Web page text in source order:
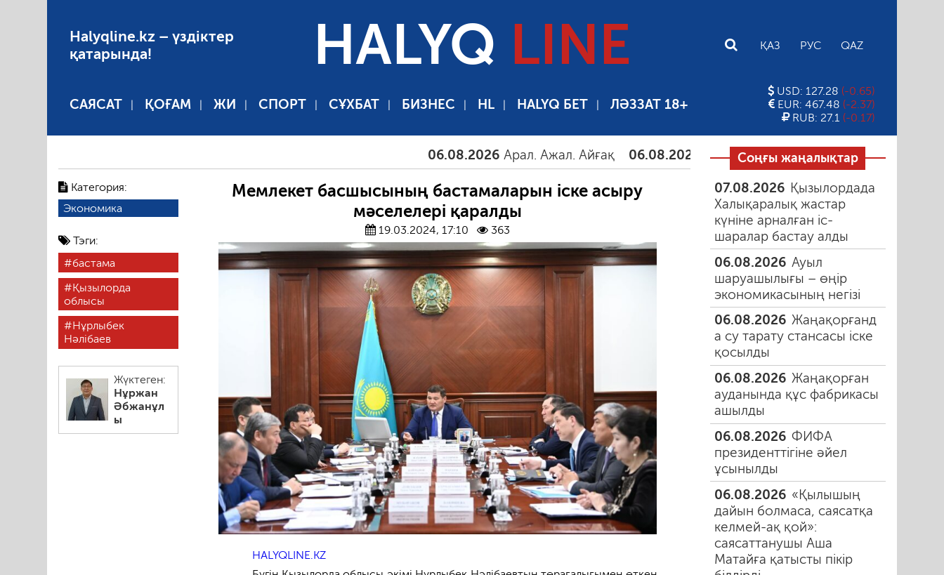
Halyqline.kz – үздіктер
қатарында!
HALYQ LINE ҚАЗ РУС QAZ
САЯСАТ ҚОҒАМ ЖИ СПОРТ СҰХБАТ БИЗНЕС HL HALYQ БЕТ ЛӘЗЗАТ 18+
USD: 127.28 (-0.65)
EUR: 467.48 (-2.37)
RUB: 27.1 (-0.17)
06.08.2026 Арал. Ажал. Айғақ 06.08.2026 Тамыздағы таңғы түтін 06.08.2026
Категория:
Экономика
Тэги:
бастама
Қызылорда
облысы
Нұрлыбек
Нәлібаев
Жүктеген:
Нұржан
Әбжанұл
ы
Мемлекет басшысының бастамаларын іске асыру
мәселелері қаралды
19.03.2024, 17:10 363
HALYQLINE.KZ
Соңғы жаңалықтар
07.08.2026 Қызылордада
Халықаралық жастар
күніне арналған іс-
шаралар бастау алды
06.08.2026 Ауыл
шаруашылығы – өңір
экономикасының негізі
06.08.2026 Жаңақорғанд
а су тарату стансасы іске
қосылды
06.08.2026 Жаңақорған
ауданында құс фабрикасы
ашылды
06.08.2026 ФИФА
президенттігіне әйел
ұсынылды
06.08.2026 «Қылышың
дайын болмаса, саясатқа
келмей-ақ қой»:
саясаттанушы Аша
Матайға қатысты пікір